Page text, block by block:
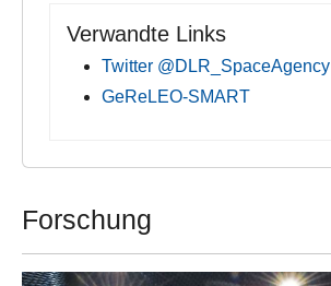
Verwandte Links
Twitter @DLR_SpaceAgency
GeReLEO-SMART
Forschung